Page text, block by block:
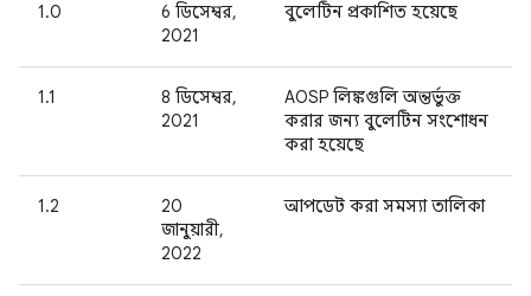
1.0
6 ডিসেম্বর,
2021
বুলেটিন প্রকাশিত হয়েছে
1.1
8 ডিসেম্বর,
2021
AOSP লিঙ্কগুলি অন্তর্ভুক্ত
করার জন্য বুলেটিন সংশোধন
করা হয়েছে
1.2
20
জানুয়ারী,
2022
আপডেট করা সমস্যা তালিকা